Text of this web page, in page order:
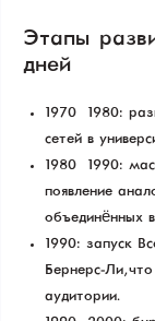
Этапы
дней
1970 – 1980:
сетей в
1980 – 1990:
появление
объединённых в
1990: запуск
Бернерс-Ли,
аудитории.